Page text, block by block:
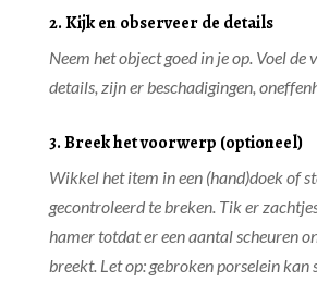
2. Kijk en observeer de details
Neem het object goed in je op. Voel de
details, zijn er beschadigingen,
3. Breek het voorwerp (optioneel)
Wikkel het item in een (hand)doek of
gecontroleerd te breken. Tik er
hamer totdat er een aantal scheuren
breekt. Let op: gebroken porselein kan